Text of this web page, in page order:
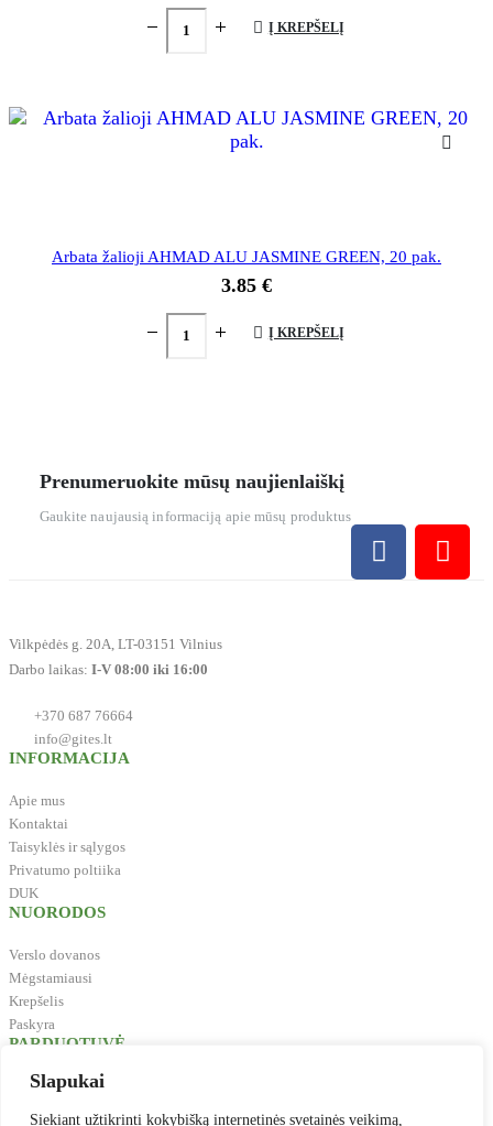
Slapukai
Siekiant užtikrinti kokybišką internetinės svetainės veikimą,
Į KREPŠELĮ
Arbata žalioji AHMAD ALU JASMINE GREEN, 20 pak.
3.85 €
Į KREPŠELĮ
Prenumeruokite mūsų naujienlaiškį
Gaukite naujausią informaciją apie mūsų produktus
Vilkpėdės g. 20A, LT-03151 Vilnius
Darbo laikas: I-V 08:00 iki 16:00
+370 687 76664
info@gites.lt
INFORMACIJA
Apie mus
Kontaktai
Taisyklės ir sąlygos
Privatumo poltiika
DUK
NUORODOS
Verslo dovanos
Mėgstamiausi
Krepšelis
Paskyra
PARDUOTUVĖ
Biuro reikmenys